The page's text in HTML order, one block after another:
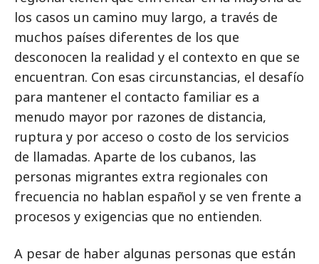
los casos un camino muy largo, a través de
muchos países diferentes de los que
desconocen la realidad y el contexto en que se
encuentran. Con esas circunstancias, el desafío
para mantener el contacto familiar es a
menudo mayor por razones de distancia,
ruptura y por acceso o costo de los servicios
de llamadas. Aparte de los cubanos, las
personas migrantes extra regionales con
frecuencia no hablan español y se ven frente a
procesos y exigencias que no entienden.
A pesar de haber algunas personas que están